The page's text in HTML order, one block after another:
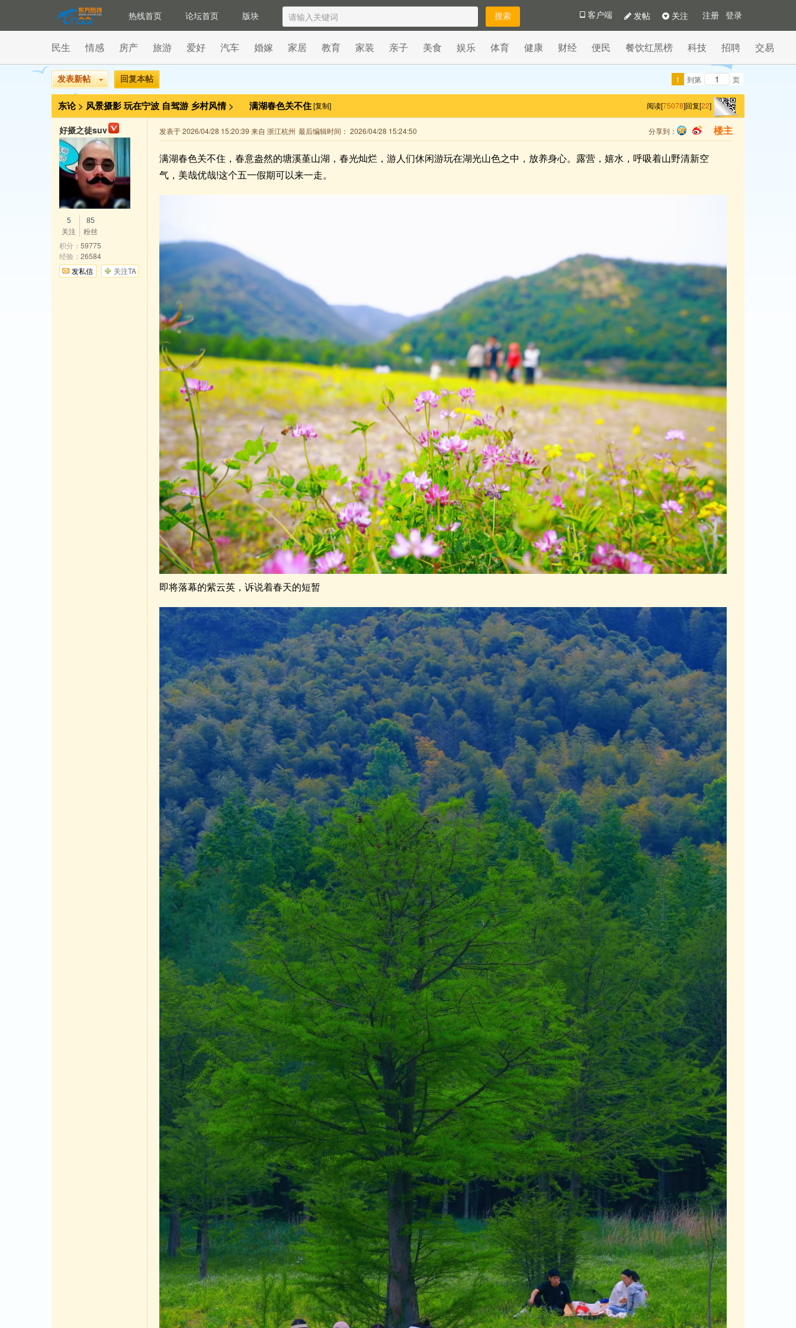
热线首页 论坛首页 版块 注册 登录
关注
发帖
客户端
民生 情感 房产 旅游 爱好 汽车 婚嫁 家居 教育 家装 亲子 美食 娱乐 体育 健康 财经 便民 餐饮红黑榜 科技 招聘 交易
发表新帖 回复本帖 1 到第 页
东论 > 风景摄影玩在宁波 自驾游 乡村风情 > 满湖春色关不住[复制] 阅读[75078]回复[22]
发表于 2026/04/28 15:20:39 来自 浙江杭州 最后编辑时间： 2026/04/28 15:24:50 楼主
分享到：
qq
sina
满湖春色关不住，春意盎然的塘溪堇山湖，春光灿烂，游人们休闲游玩在湖光山色之中，放养身心。露营，嬉水，呼吸着山野清新空
气，美哉优哉!这个五一假期可以来一走。
即将落幕的紫云英，诉说着春天的短暂
好摄之徒suv
5
关注
85
粉丝
积分： 59775
经验： 26584
发私信
关注TA